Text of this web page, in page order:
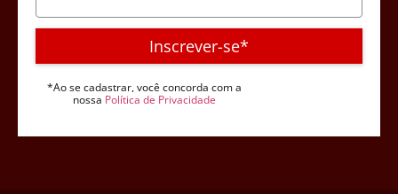
Inscrever-se*
*Ao se cadastrar, você concorda com a
nossa Política de Privacidade